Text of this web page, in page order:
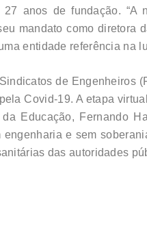
anos de fundação.
mandato como diretora
entidade referência na
de Engenheiros
Covid-19. A etapa
Educação, Fernando
e sem
das autoridades